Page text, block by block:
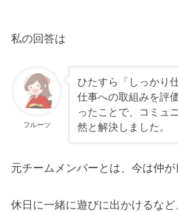
私の回答は
フルーツ
ひたすら「しっかり
仕事への取組みを評
ったことで、コミュ
然と解決しました。
元チームメンバーとは、今は仲が
休日に一緒に遊びに出かけるな